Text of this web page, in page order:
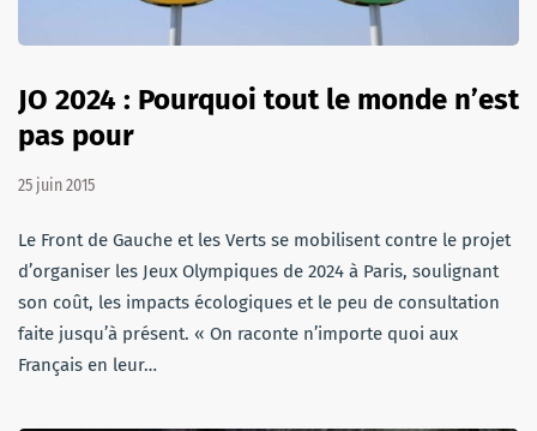
JO 2024 : Pourquoi tout le monde n’est
pas pour
25 juin 2015
Le Front de Gauche et les Verts se mobilisent contre le projet
d’organiser les Jeux Olympiques de 2024 à Paris, soulignant
son coût, les impacts écologiques et le peu de consultation
faite jusqu’à présent. « On raconte n’importe quoi aux
Français en leur…